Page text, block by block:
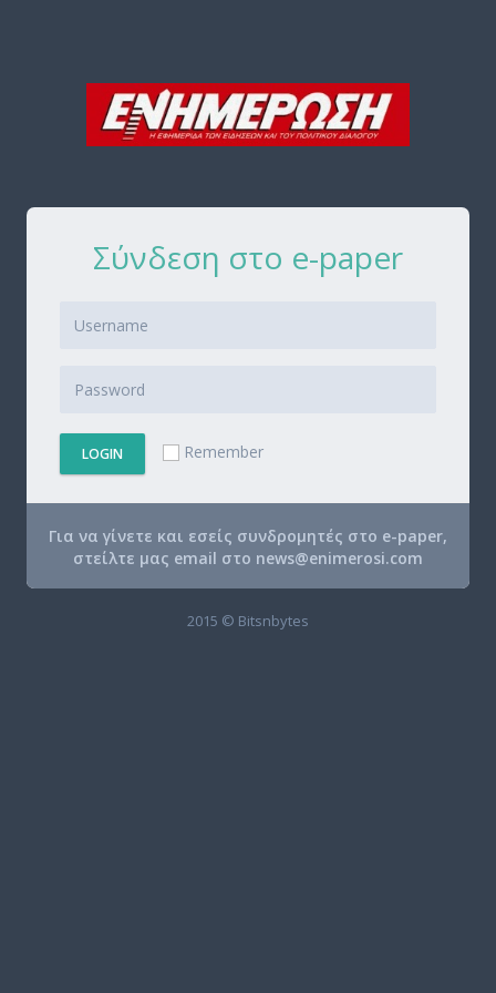
Σύνδεση στο e-paper
LOGIN Remember
Για να γίνετε και εσείς συνδρομητές στο e-paper,
στείλτε μας email στο news@enimerosi.com
2015 © Bitsnbytes